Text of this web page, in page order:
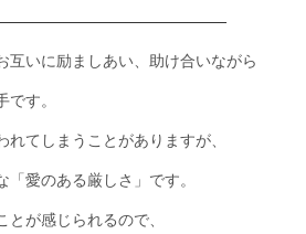
互いに励ましあい、助け合いながら
す。
れてしまうことがありますが、
愛のある厳しさ」です。
が感じられるので、